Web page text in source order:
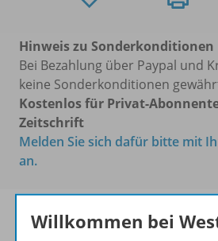
Hinweis zu Sonderkonditionen
Bei Bezahlung über Paypal und
keine Sonderkonditionen
Kostenlos für Privat-
Zeitschrift
Melden Sie sich dafür bitte mit
an.
Willkommen bei